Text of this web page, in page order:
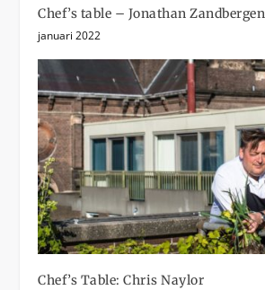
Chef’s table – Jonathan Zandbergen
januari 2022
Chef’s Table: Chris Naylor